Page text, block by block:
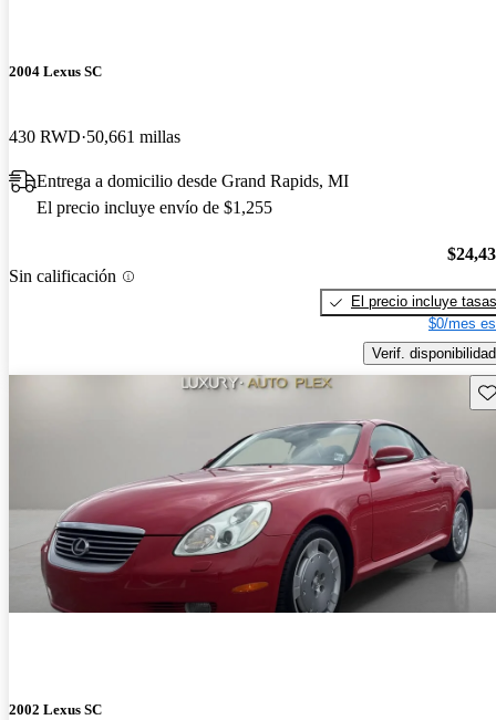
2004 Lexus SC
430 RWD 50,661 millas
Entrega a domicilio desde Grand Rapids, MI
El precio incluye envío de $1,255
Sin calificación
El precio incluye tasas
$0/mes
Verif. disponibilidad
2002 Lexus SC